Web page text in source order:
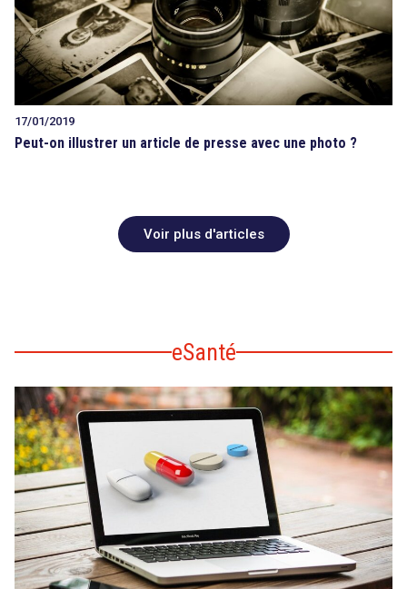
17/01/2019
Peut-on illustrer un article de presse avec une photo ?
Voir plus d'articles
eSanté
search